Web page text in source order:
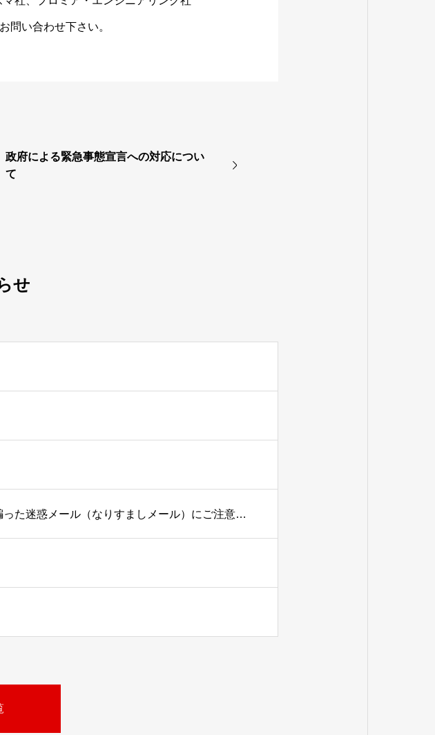
問い合わせ下さい。
政府による緊急事態宣言への対応につい
て
せ
【重要なお知らせ】弊社名および弊社代表者名を騙った迷惑メール（なりすましメール）にご注意下さい